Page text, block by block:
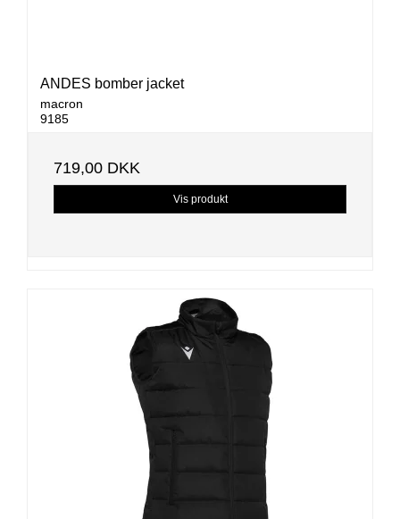
ANDES bomber jacket
macron
9185
719,00 DKK
Vis produkt